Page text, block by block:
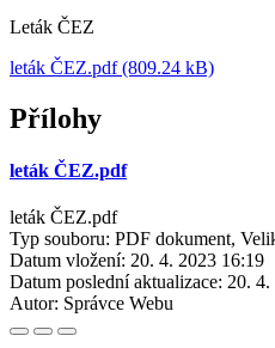
Leták ČEZ
leták ČEZ.pdf (809.24 kB)
Přílohy
leták ČEZ.pdf
leták ČEZ.pdf
Typ souboru: PDF dokument,
Datum vložení: 20. 4. 2023 16:19
Datum poslední aktualizace: 20. 4.
Autor: Správce Webu